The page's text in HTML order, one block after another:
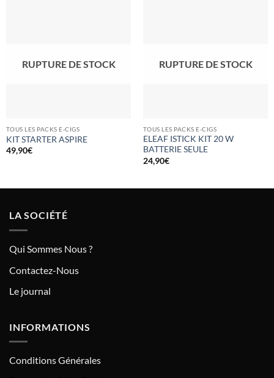
RUPTURE DE STOCK
TOUS LES PACKS E-CIGS
KIT STARTER ASPIRE
49,90€
RUPTURE DE STOCK
TOUS LES PACKS E-CIGS
ELEAF ISTICK KIT 20 W
BATTERIE SEULE
24,90€
LA SOCIÉTÉ
Qui Sommes Nous ?
Contactez-Nous
Le journal
INFORMATIONS
Conditions Générales